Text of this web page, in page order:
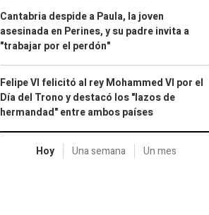
Cantabria despide a Paula, la joven
asesinada en Perines, y su padre invita a
"trabajar por el perdón"
Felipe VI felicitó al rey Mohammed VI por el
Día del Trono y destacó los "lazos de
hermandad" entre ambos países
Hoy Una semana Un mes